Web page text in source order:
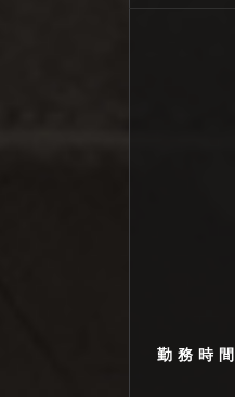
勤務時間